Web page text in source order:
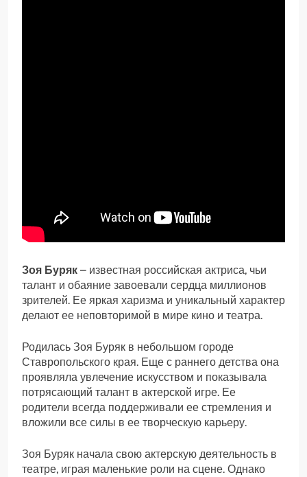
Зоя Буряк – известная российская актриса, чьи
талант и обаяние завоевали сердца миллионов
зрителей. Ее яркая харизма и уникальный характер
делают ее неповторимой в мире кино и театра.
Родилась Зоя Буряк в небольшом городе
Ставропольского края. Еще с раннего детства она
проявляла увлечение искусством и показывала
потрясающий талант в актерской игре. Ее
родители всегда поддерживали ее стремления и
вложили все силы в ее творческую карьеру.
Зоя Буряк начала свою актерскую деятельность в
театре, играя маленькие роли на сцене. Однако